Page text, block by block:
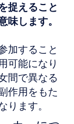
捉えること
味します。
加すること
可能になり
間で異なる
作用をもた
ります。